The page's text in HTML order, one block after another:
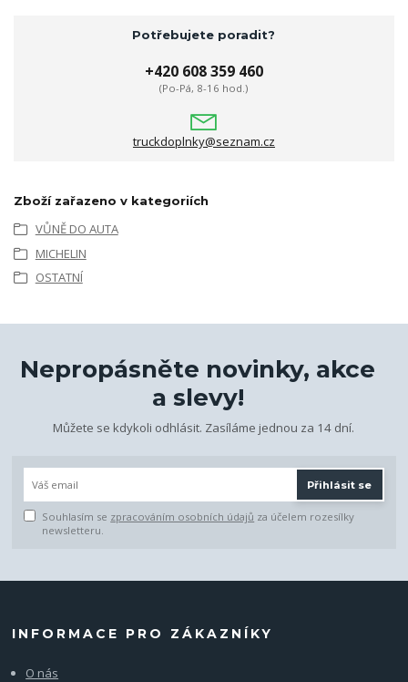
Potřebujete poradit?
+420 608 359 460
(Po-Pá, 8-16 hod.)
truckdoplnky@seznam.cz
Zboží zařazeno v kategoriích
VŮNĚ DO AUTA
MICHELIN
OSTATNÍ
Nepropásněte novinky, akce
a slevy!
Můžete se kdykoli odhlásit. Zasíláme jednou za 14 dní.
Přihlásit se
Souhlasím se zpracováním osobních údajů za účelem rozesílky
newsletteru.
INFORMACE PRO ZÁKAZNÍKY
O nás